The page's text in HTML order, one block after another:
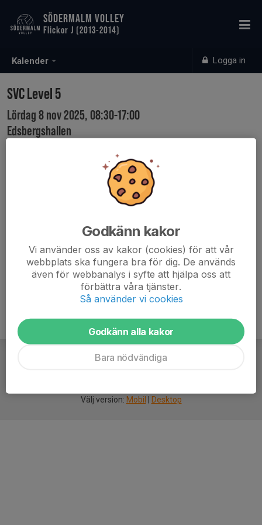
Kalender Logga in
SÖDERMALM VOLLEY
Flickor J (2013-2014)
SVC Level 5
Lördag 8 nov 2025, 08:30-17:00
Edsbergshallen
Preliminär tid! Bara öppen för de som spelat 2024-2025
Välj version: Mobil Desktop
Godkänn kakor
Vi använder oss av kakor (cookies) för att vår
webbplats ska fungera bra för dig. De används
även för webbanalys i syfte att hjälpa oss att
förbättra våra tjänster.
Så använder vi cookies
Godkänn alla kakor
Bara nödvändiga